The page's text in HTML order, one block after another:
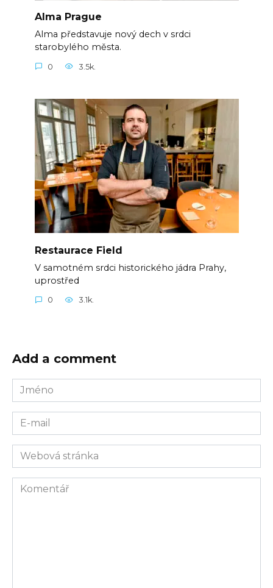
Alma Prague
Alma představuje nový dech v srdci
starobylého města.
0 3.5k.
Restaurace Field
V samotném srdci historického jádra Prahy,
uprostřed
0 3.1k.
Add a comment
Jméno
E-
mail
Webová
stránka
Komentář